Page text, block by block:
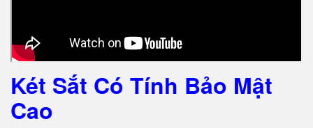
Két Sắt Có Tính Bảo Mật
Cao